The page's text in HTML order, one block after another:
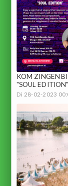
KOM ZINGEN
"SOUL
Di 28-02-2023